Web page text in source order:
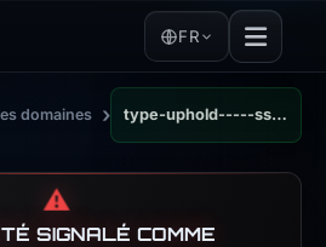
FR
domaines › type-uphold-----sso.typedream.app
⚠️
SIGNALÉ COMME